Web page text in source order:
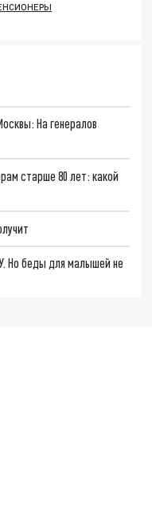
На генералов
старше 80 лет: какой
Но беды для малышей не